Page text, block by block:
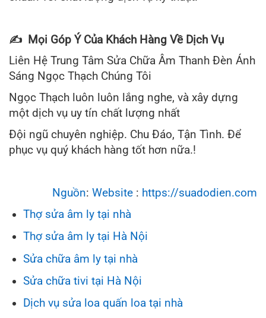
✍ Mọi Góp Ý Của Khách Hàng Về Dịch Vụ
Liên Hệ Trung Tâm Sửa Chữa Âm Thanh Đèn Ánh
Sáng Ngọc Thạch Chúng Tôi
Ngọc Thạch luôn luôn lắng nghe, và xây dựng
một dịch vụ uy tín chất lượng nhất
Đội ngũ chuyên nghiệp. Chu Đáo, Tận Tình. Để
phục vụ quý khách hàng tốt hơn nữa.!
Nguồn: Website : https://suadodien.com
Thợ sửa âm ly tại nhà
Thợ sửa âm ly tại Hà Nội
Sửa chữa âm ly tại nhà
Sửa chữa tivi tại Hà Nội
Dịch vụ sửa loa quấn loa tại nhà